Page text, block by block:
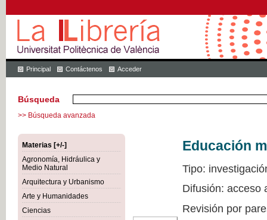
Principal Contáctenos Acceder
Búsqueda
>> Búsqueda avanzada
Materias [+/-]
Agronomía, Hidráulica y
Medio Natural
Arquitectura y Urbanismo
Arte y Humanidades
Ciencias
Educación
Tipo:
Difusión: acceso
Revisión por